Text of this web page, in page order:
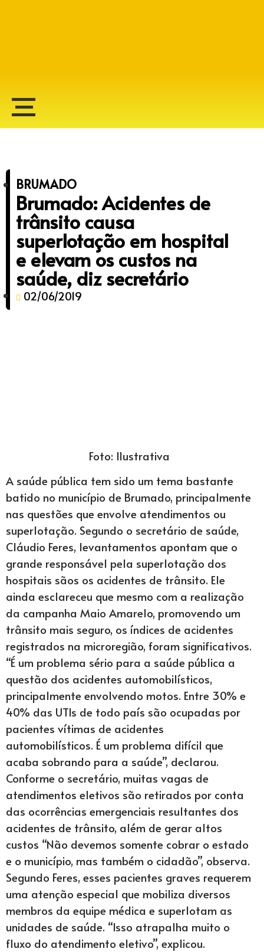
BRUMADO
Brumado: Acidentes de
trânsito causa
superlotação em hospital
e elevam os custos na
saúde, diz secretário
02/06/2019
Foto: Ilustrativa
A saúde pública tem sido um tema bastante
batido no município de Brumado, principalmente
nas questões que envolve atendimentos ou
superlotação. Segundo o secretário de saúde,
Cláudio Feres, levantamentos apontam que o
grande responsável pela superlotação dos
hospitais sãos os acidentes de trânsito. Ele
ainda esclareceu que mesmo com a realização
da campanha Maio Amarelo, promovendo um
trânsito mais seguro, os índices de acidentes
registrados na microregião, foram significativos.
“É um problema sério para a saúde pública a
questão dos acidentes automobilísticos,
principalmente envolvendo motos. Entre 30% e
40% das UTIs de todo país são ocupadas por
pacientes vítimas de acidentes
automobilísticos. É um problema difícil que
acaba sobrando para a saúde”, declarou.
Conforme o secretário, muitas vagas de
atendimentos eletivos são retirados por conta
das ocorrências emergenciais resultantes dos
acidentes de trânsito, além de gerar altos
custos “Não devemos somente cobrar o estado
e o município, mas também o cidadão”, observa.
Segundo Feres, esses pacientes graves requerem
uma atenção especial que mobiliza diversos
membros da equipe médica e superlotam as
unidades de saúde. “Isso atrapalha muito o
fluxo do atendimento eletivo”, explicou.